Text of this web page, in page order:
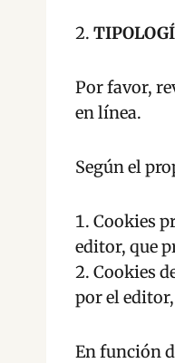
Por favor,
en línea.
Según el
Cookies
editor, que
Cookies
por el
En función